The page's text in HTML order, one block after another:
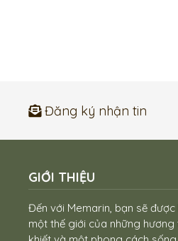
Đăng ký nhận tin
GIỚI THIỆU
Đến với Memarin, bạn sẽ được
một thế giới của những hương